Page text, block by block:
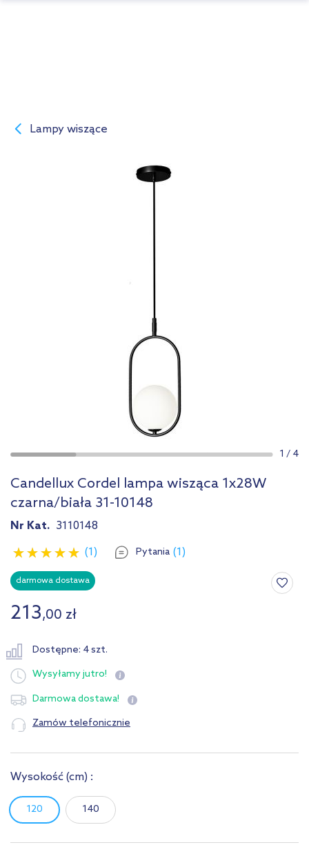
Lampy wiszące
1 / 4
Candellux Cordel lampa wisząca 1x28W
czarna/biała 31-10148
Nr Kat. 3110148
(1)
Pytania (1)
darmowa dostawa
213,00 zł
Dostępne: 4 szt.
Wysyłamyjutro!
Darmowa dostawa!
Zamów telefonicznie
Wysokość (cm) :
120 140